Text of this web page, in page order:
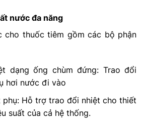
nước đa năng
cho thuốc tiêm gồm các bộ phận
dạng ống chùm đứng: Trao đổi
hơi nước đi vào
phụ: Hỗ trợ trao đổi nhiệt cho thiết
suất của cả hệ thống.